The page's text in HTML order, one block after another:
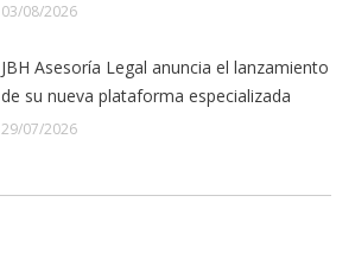
03/08/2026
JBH Asesoría Legal anuncia el lanzamiento
de su nueva plataforma especializada
29/07/2026